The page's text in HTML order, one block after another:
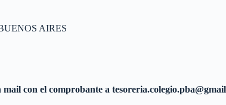
AIRES
con el comprobante a